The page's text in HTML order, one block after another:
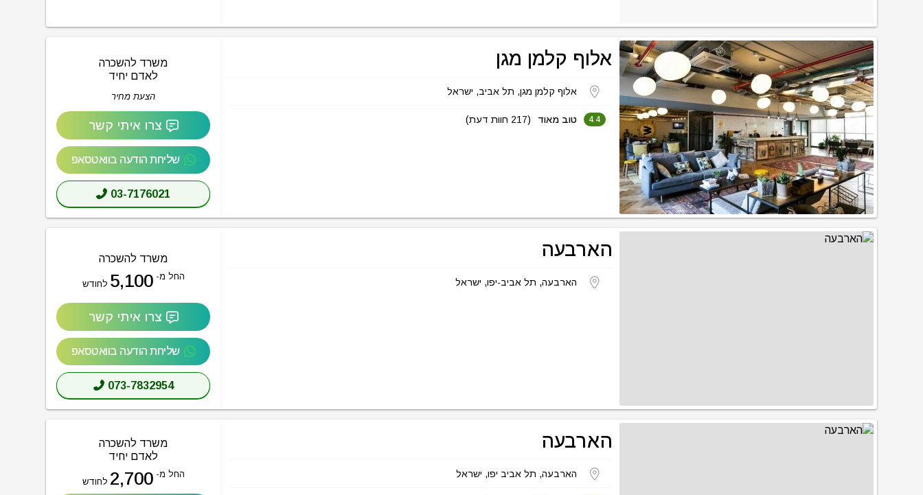
אלוף קלמן מגן
אלוף קלמן מגן, תל אביב, ישראל
4.4 טוב מאוד (217 חוות דעת)
משרד להשכרה
לאדם יחיד
הצעת מחיר
צרו איתי קשר
שליחת הודעה בוואטסאפ
03-7176021
הארבעה
הארבעה, תל אביב-יפו, ישראל
משרד להשכרה
החל מ- 5,100 לחודש
צרו איתי קשר
שליחת הודעה בוואטסאפ
073-7832954
הארבעה
הארבעה, תל אביב יפו, ישראל
משרד להשכרה
לאדם יחיד
החל מ- 2,700 לחודש